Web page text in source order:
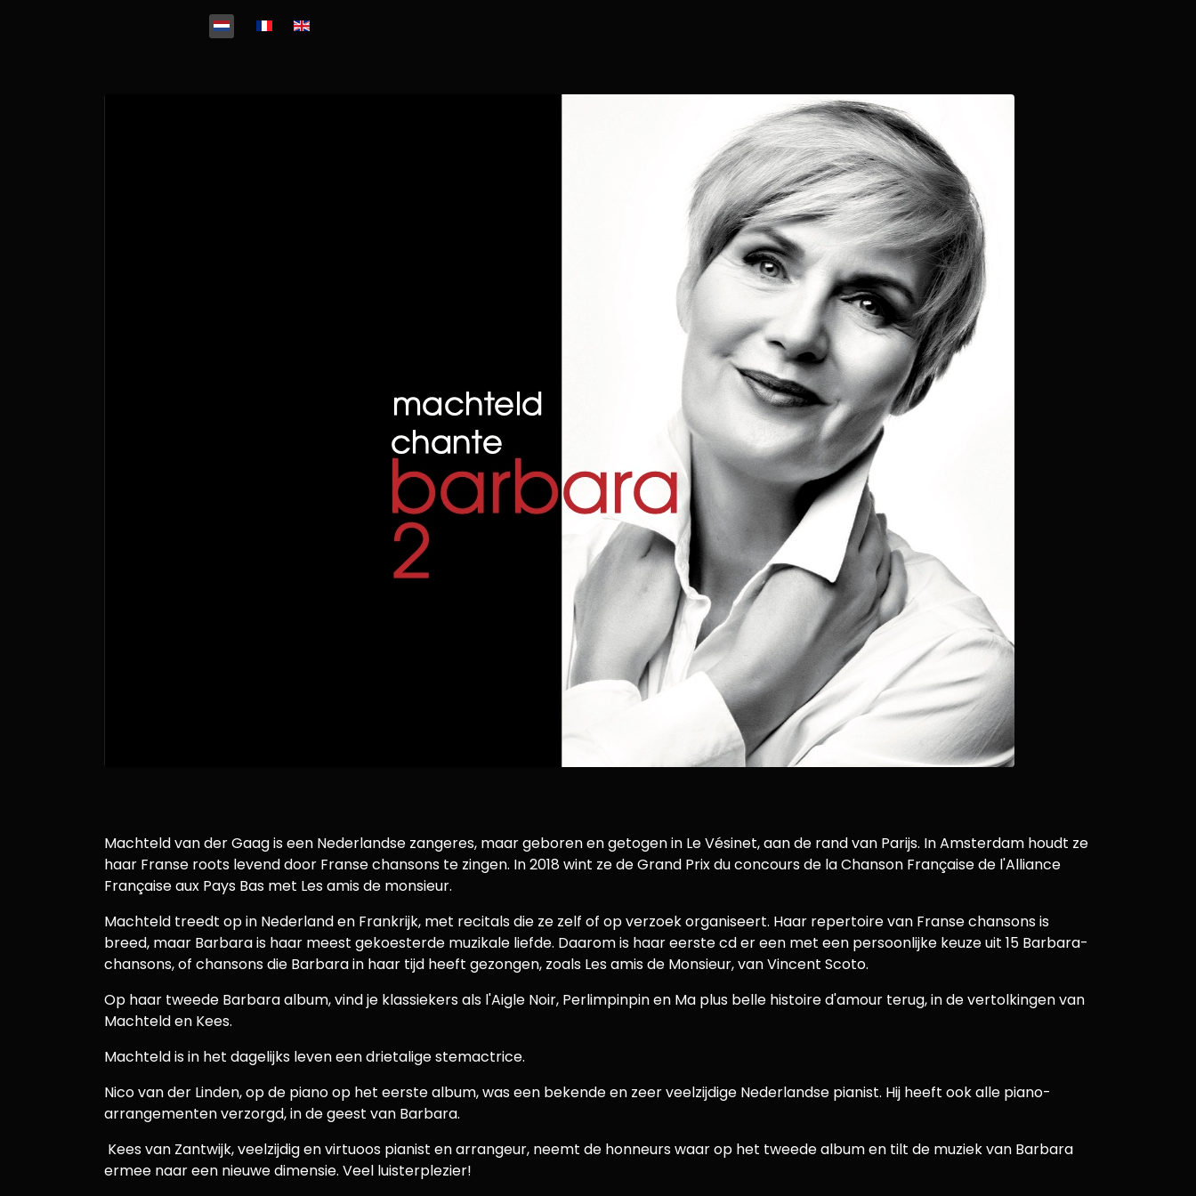
Machteld van der Gaag is een Nederlandse zangeres, maar geboren en getogen in Le Vésinet, aan de rand van Parijs. In Amsterdam houdt ze
haar Franse roots levend door Franse chansons te zingen. In 2018 wint ze de Grand Prix du concours de la Chanson Française de l'Alliance
Française aux Pays Bas met Les amis de monsieur.
Machteld treedt op in Nederland en Frankrijk, met recitals die ze zelf of op verzoek organiseert. Haar repertoire van Franse chansons is
breed, maar Barbara is haar meest gekoesterde muzikale liefde. Daarom is haar eerste cd er een met een persoonlijke keuze uit 15 Barbara-
chansons, of chansons die Barbara in haar tijd heeft gezongen, zoals Les amis de Monsieur, van Vincent Scoto.
Op haar tweede Barbara album, vind je klassiekers als l'Aigle Noir, Perlimpinpin en Ma plus belle histoire d'amour terug, in de vertolkingen van
Machteld en Kees.
Machteld is in het dagelijks leven een drietalige stemactrice.
Nico van der Linden, op de piano op het eerste album, was een bekende en zeer veelzijdige Nederlandse pianist. Hij heeft ook alle piano-
arrangementen verzorgd, in de geest van Barbara.
Kees van Zantwijk, veelzijdig en virtuoos pianist en arrangeur, neemt de honneurs waar op het tweede album en tilt de muziek van Barbara
ermee naar een nieuwe dimensie. Veel luisterplezier!